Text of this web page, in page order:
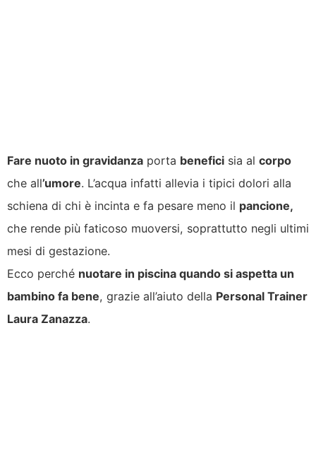
Fare nuoto in gravidanza porta benefici sia al corpo
che all’umore. L’acqua infatti allevia i tipici dolori alla
schiena di chi è incinta e fa pesare meno il pancione,
che rende più faticoso muoversi, soprattutto negli ultimi
mesi di gestazione.
Ecco perché nuotare in piscina quando si aspetta un
bambino fa bene, grazie all’aiuto della Personal Trainer
Laura Zanazza.